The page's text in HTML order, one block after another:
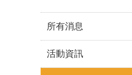
所有消息
活動資訊